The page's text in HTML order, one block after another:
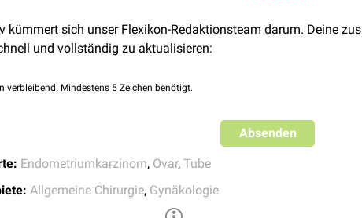
kümmert sich unser Flexikon-Redaktionsteam darum. Deine
und vollständig zu aktualisieren:
verbleibend. Mindestens 5 Zeichen benötigt.
Absenden
Endometriumkarzinom, Ovar, Tube
Allgemeine Chirurgie, Gynäkologie